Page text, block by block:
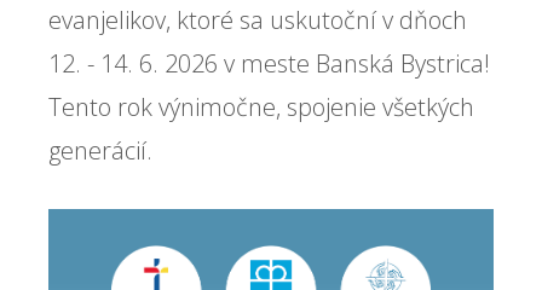
evanjelikov, ktoré sa uskutoční v dňoch
12. - 14. 6. 2026 v meste Banská Bystrica!
Tento rok výnimočne, spojenie všetkých
generácií.